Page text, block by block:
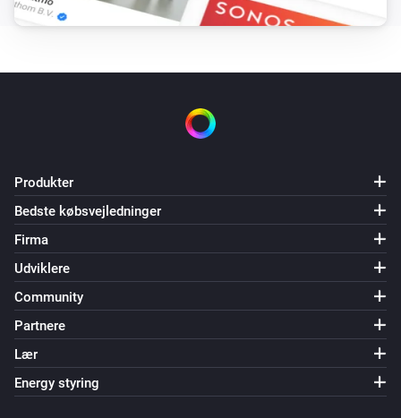
Produkter
Bedste købsvejledninger
Firma
Udviklere
Community
Partnere
Lær
Energy styring